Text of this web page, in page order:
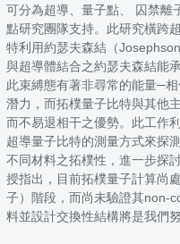
可分為超導、量子點、 囚禁離
點研究團隊支持。此研究橫跨
特利用約瑟夫森結（
與超導體結合之約瑟夫森結能
此束縛態有著非尋常的能量─
潛力，而拓樸量子比特與其他
而不易退相干之優勢。此工作
超導量子比特的測量方式來探
不同材料之拓樸性，進一步探
授指出，目前拓樸量子計算尚
子）階段，而尚未驗證其non-
料並設計交換性結構將是我們